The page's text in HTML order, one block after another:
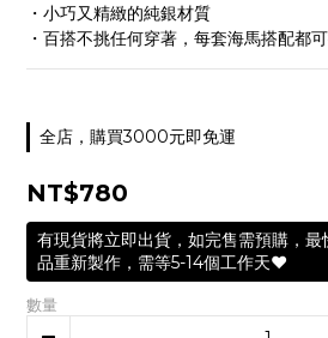
・小巧又精緻的純銀材質
・百搭不挑任何穿著，每套海馬搭配都
全店，購買3000元即免運
NT$780
有現貨將立即出貨，如完售需預購，
品重新製作，需等5-14個工作天❤️
數量